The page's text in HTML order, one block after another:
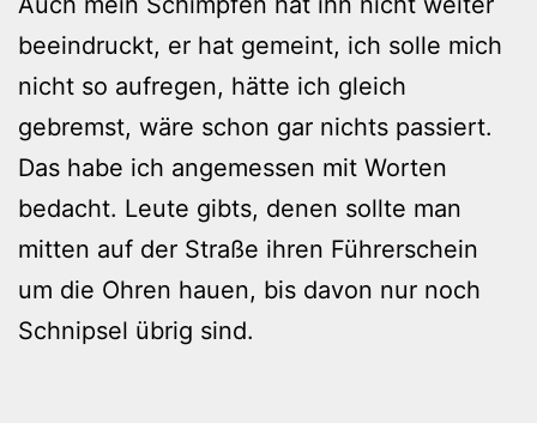
beeindruckt, er hat gemeint, ich solle mich
nicht so aufregen, hätte ich gleich
gebremst, wäre schon gar nichts passiert.
Das habe ich angemessen mit Worten
bedacht. Leute gibts, denen sollte man
mitten auf der Straße ihren Führerschein
um die Ohren hauen, bis davon nur noch
Schnipsel übrig sind.